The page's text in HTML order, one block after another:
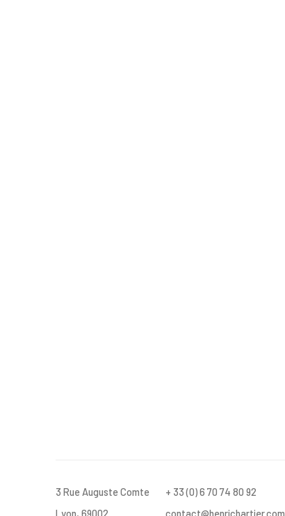
3 Rue Auguste Comte
Lyon, 69002
+ 33 (0) 6 70 74 80 92
contact@henrichartier.com